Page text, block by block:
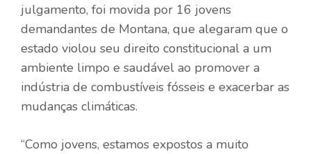
julgamento, foi movida por 16 jovens
demandantes de Montana, que alegaram que o
estado violou seu direito constitucional a um
ambiente limpo e saudável ao promover a
indústria de combustíveis fósseis e exacerbar as
mudanças climáticas.
“Como jovens, estamos expostos a muito